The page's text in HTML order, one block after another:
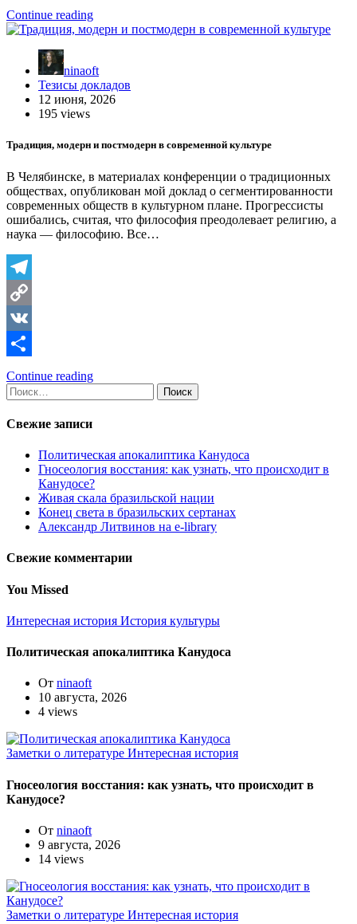
Отправить
Continue reading
ninaoft
Тезисы докладов
12 июня, 2026
195 views
Традиция, модерн и постмодерн в современной культуре
В Челябинске, в материалах конференции о традиционных
обществах, опубликован мой доклад о сегментированности
современных обществ в культурном плане. Прогрессисты
ошибались, считая, что философия преодолевает религию, а
наука — философию. Все…
Telegram
Copy
Link
VK
Отправить
Continue reading
Найти:
Свежие записи
Политическая апокалиптика Канудоса
Гносеология восстания: как узнать, что происходит в
Канудосе?
Живая скала бразильской нации
Конец света в бразильских сертанах
Александр Литвинов на e-library
Свежие комментарии
You Missed
Интересная история История культуры
Политическая апокалиптика Канудоса
От ninaoft
10 августа, 2026
4 views
Заметки о литературе Интересная история
Гносеология восстания: как узнать, что происходит в
Канудосе?
От ninaoft
9 августа, 2026
14 views
Заметки о литературе Интересная история